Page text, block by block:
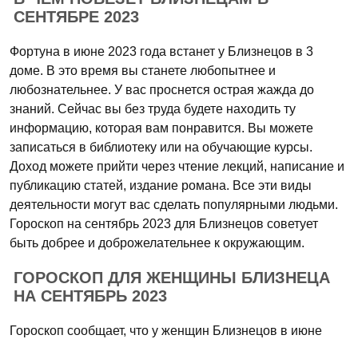
СЕНТЯБРЕ 2023
Фортуна в июне 2023 года встанет у Близнецов в 3
доме. В это время вы станете любопытнее и
любознательнее. У вас проснется острая жажда до
знаний. Сейчас вы без труда будете находить ту
информацию, которая вам понравится. Вы можете
записаться в библиотеку или на обучающие курсы.
Доход можете прийти через чтение лекций, написание и
публикацию статей, издание романа. Все эти виды
деятельности могут вас сделать популярными людьми.
Гороскоп на сентябрь 2023 для Близнецов советует
быть добрее и доброжелательнее к окружающим.
ГОРОСКОП ДЛЯ ЖЕНЩИНЫ БЛИЗНЕЦА
НА СЕНТЯБРЬ 2023
Гороскоп сообщает, что у женщин Близнецов в июне